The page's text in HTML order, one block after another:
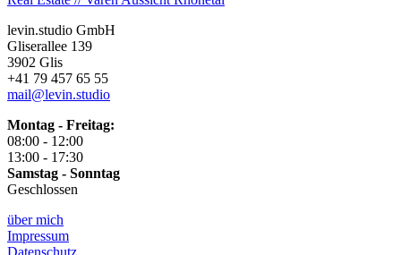
levin.studio GmbH
Gliserallee 139
3902 Glis
+41 79 457 65 55
mail@levin.studio
Montag - Freitag:
08:00 - 12:00
13:00 - 17:30
Samstag - Sonntag
Geschlossen
über mich
Impressum
Datenschutz